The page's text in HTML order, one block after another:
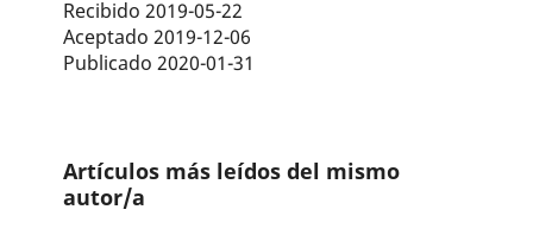
Recibido 2019-05-22
Aceptado 2019-12-06
Publicado 2020-01-31
Artículos más leídos del mismo
autor/a